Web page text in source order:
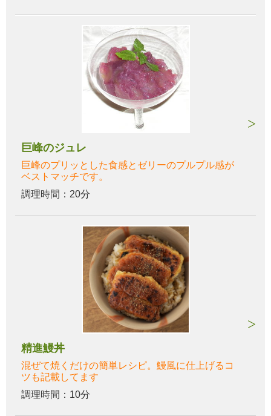
巨峰のジュレ
巨峰のプリッとした食感とゼリーのプルプル感が
ベストマッチです。
調理時間：20分
精進鰻丼
混ぜて焼くだけの簡単レシピ。鰻風に仕上げるコ
ツも記載してます
調理時間：10分